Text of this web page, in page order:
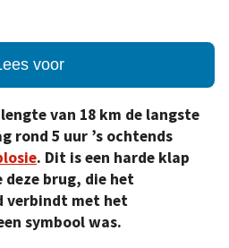
voor
van 18 km de langste
rond 5 uur ’s ochtends
. Dit is een harde klap
deze brug, die het
verbindt met het
symbool was.